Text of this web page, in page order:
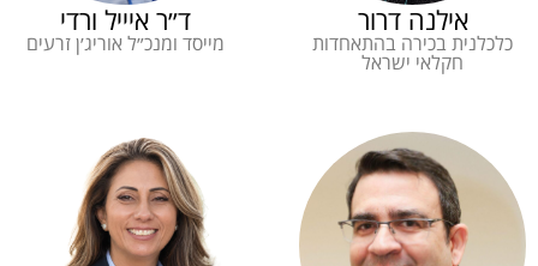
אילנה דרור
כלכלנית בכירה בהתאחדות
חקלאי ישראל
ד״ר איייל ורדי
מייסד ומנכ״ל אוריג׳ן זרעים